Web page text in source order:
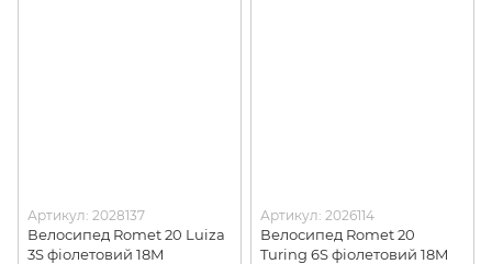
Артикул: 2028137
Велосипед Romet 20 Luiza
3S фіолетовий 18M
Артикул: 2026114
Велосипед Romet 20
Turing 6S фіолетовий 18M